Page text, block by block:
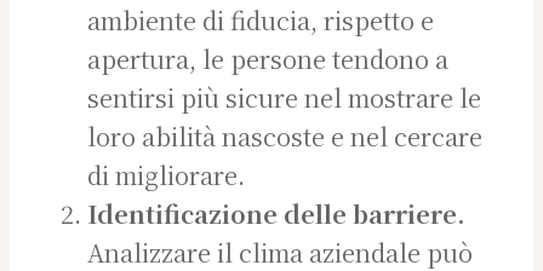
ambiente di fiducia, rispetto e
apertura, le persone tendono a
sentirsi più sicure nel mostrare le
loro abilità nascoste e nel cercare
di migliorare.
Identificazione delle barriere.
Analizzare il clima aziendale può